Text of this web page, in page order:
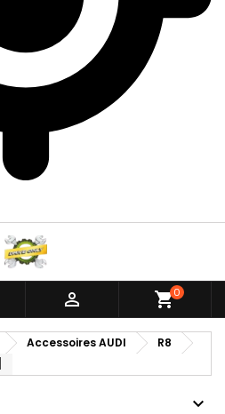
 shopping_cart0
Accessoires AUDI
R8